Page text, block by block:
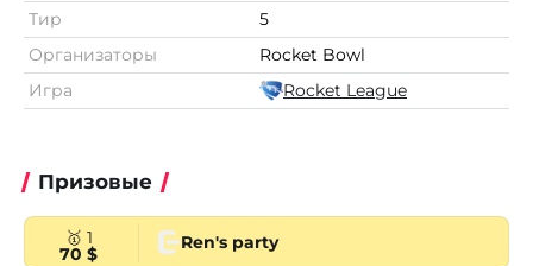
Тир
5
Организаторы
Rocket Bowl
Игра
Rocket League
Призовые
🥇 1
70 $
Ren's party